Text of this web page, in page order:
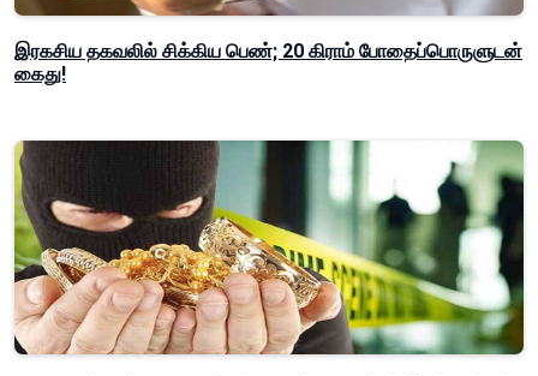
இரகசிய தகவலில் சிக்கிய பெண்; 20 கிராம் போதைப்பொருளுடன்
கைது!